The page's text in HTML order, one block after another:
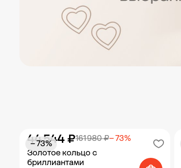
Золотое кольцо с
бриллиантами
161 980 ₽− 73%
44 544 ₽
− 73%